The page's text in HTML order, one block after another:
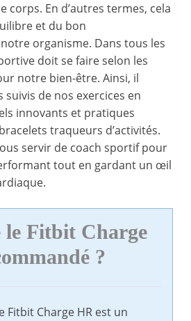
corps. En d’autres termes, cela
et du bon
organisme. Dans tous les
doit se faire selon les
notre bien-être. Ainsi, il
de nos exercices en
innovants et pratiques
traqueurs d’activités.
servir de coach sportif pour
tout en gardant un œil
le Fitbit Charge
?
Fitbit Charge HR est un